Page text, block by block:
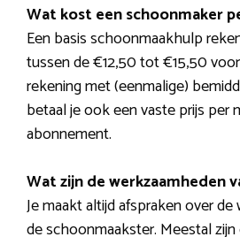
Wat kost een schoonmaker
Een basis schoonmaakhulp
tussen de €12,50 tot €15,50
rekening met (eenmalige)
betaal je ook een vaste prijs per
abonnement.
Wat zijn de werkzaamheden
Je maakt altijd afspraken over
de schoonmaakster. Meestal